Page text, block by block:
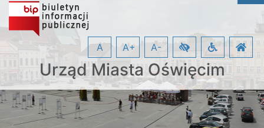
Urząd Miasta Oświęcim
A A+ A-